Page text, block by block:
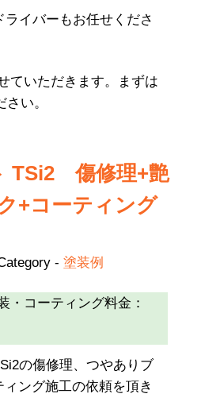
ライバーもお任せくださ
ていただきます。まずは
い。
TSi2 傷修理+艶
+コーティング
-塗装例
・コーティング料金：
の傷修理、つやありブ
ング施工の依頼を頂き